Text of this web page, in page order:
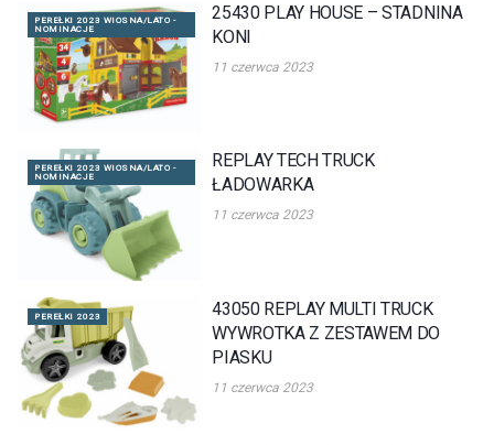
PEREŁKI 2023 WIOSNA/LATO -
NOMINACJE
25430 PLAY HOUSE – STADNINA
KONI
11 czerwca 2023
PEREŁKI 2023 WIOSNA/LATO -
NOMINACJE
REPLAY TECH TRUCK
ŁADOWARKA
11 czerwca 2023
PEREŁKI 2023
43050 REPLAY MULTI TRUCK
WYWROTKA Z ZESTAWEM DO
PIASKU
11 czerwca 2023